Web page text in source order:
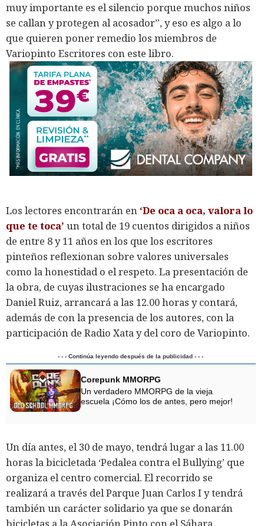
muy importante es el silencio porque muchos niños
se callan y protegen al acosador”, y eso es algo a lo
que quieren poner remedio los miembros de
Variopinto Escritores con este libro.
Los lectores encontrarán en ‘De oca a oca, valora lo
que te toca’ un total de 19 cuentos dirigidos a niños
de entre 8 y 11 años en los que los escritores
pinteños reflexionan sobre valores universales
como la honestidad o el respeto. La presentación de
la obra, de cuyas ilustraciones se ha encargado
Daniel Ruiz, arrancará a las 12.00 horas y contará,
además de con la presencia de los autores, con la
participación de Radio Xata y del coro de Variopinto.
- - - Continúa leyendo después de la publicidad - - -
Corepunk MMORPG
Un verdadero MMORPG de la vieja
escuela ¡Cómo los de antes, pero mejor!
Un día antes, el 30 de mayo, tendrá lugar a las 11.00
horas la bicicletada ‘Pedalea contra el Bullying’ que
organiza el centro comercial. El recorrido se
realizará a través del Parque Juan Carlos I y tendrá
también un carácter solidario ya que se donarán